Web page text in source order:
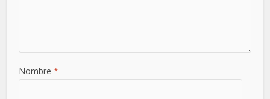
Nombre*